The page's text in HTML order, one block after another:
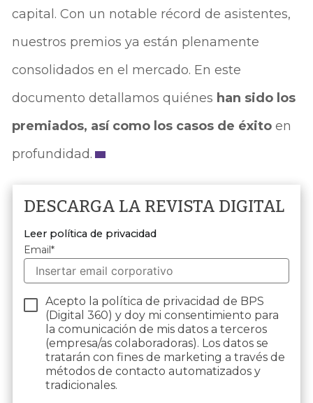
capital. Con un notable récord de asistentes,
nuestros premios ya están plenamente
consolidados en el mercado. En este
documento detallamos quiénes han sido los
premiados, así como los casos de éxitoen
profundidad.
DESCARGA LA REVISTA DIGITAL
Leer política de privacidad
Email*
Acepto la política de privacidad de BPS
(Digital 360) y doy mi consentimiento para
la comunicación de mis datos a terceros
(empresa/as colaboradoras). Los datos se
tratarán con fines de marketing a través de
métodos de contacto automatizados y
tradicionales.